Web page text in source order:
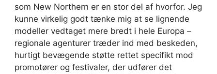
som New Northern er en stor del af hvorfor. Jeg
kunne virkelig godt tænke mig at se lignende
modeller vedtaget mere bredt i hele Europa –
regionale agenturer træder ind med beskeden,
hurtigt bevægende støtte rettet specifikt mod
promotører og festivaler, der udfører det